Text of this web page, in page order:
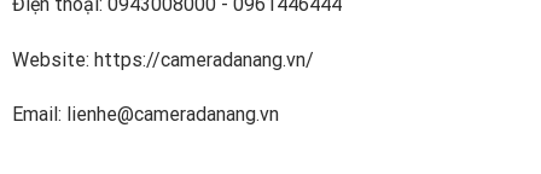
Website: https://cameradanang.vn/
Email: lienhe@cameradanang.vn